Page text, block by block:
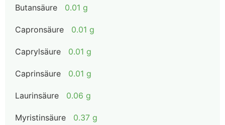
Butansäure 0.01 g
Capronsäure 0.01 g
Caprylsäure 0.01 g
Caprinsäure 0.01 g
Laurinsäure 0.06 g
Myristinsäure 0.37 g